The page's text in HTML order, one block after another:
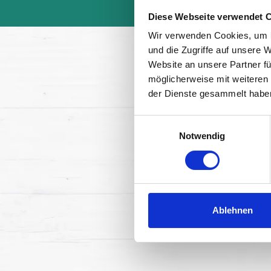
Diese Webseite verwendet
Wir verwenden Cookies,
und die Zugriffe auf unsere
Website an unsere Partner
möglicherweise mit
der Dienste gesammelt
Notwendig
Ablehnen